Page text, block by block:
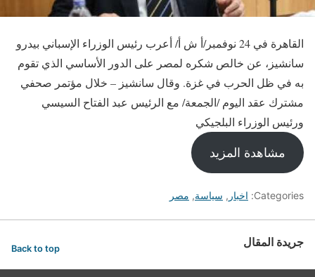
القاهرة في 24 نوفمبر/أ ش أ/ أعرب رئيس الوزراء الإسباني بيدرو
سانشيز، عن خالص شكره لمصر على الدور الأساسي الذي تقوم
به في ظل الحرب في غزة. وقال سانشيز – خلال مؤتمر صحفي
مشترك عقد اليوم /الجمعة/ مع الرئيس عبد الفتاح السيسي
ورئيس الوزراء البلجيكي
مشاهدة المزيد
Categories: اخبار , سياسة, مصر
جريدة المقال Back to top